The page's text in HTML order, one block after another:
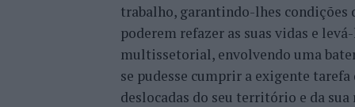
trabalho, garantindo-lhes condições
poderem refazer as suas vidas e
multissetorial, envolvendo uma
se pudesse cumprir a exigente
deslocadas do seu território e da